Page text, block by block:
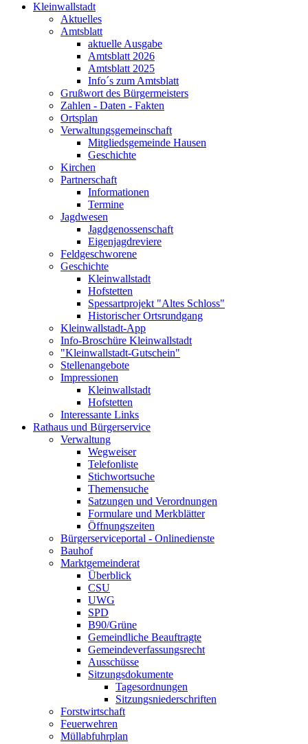
Kleinwallstadt
Aktuelles
Amtsblatt
aktuelle Ausgabe
Amtsblatt 2026
Amtsblatt 2025
Info´s zum Amtsblatt
Grußwort des Bürgermeisters
Zahlen - Daten - Fakten
Ortsplan
Verwaltungsgemeinschaft
Mitgliedsgemeinde Hausen
Geschichte
Kirchen
Partnerschaft
Informationen
Termine
Jagdwesen
Jagdgenossenschaft
Eigenjagdreviere
Feldgeschworene
Geschichte
Kleinwallstadt
Hofstetten
Spessartprojekt "Altes Schloss"
Historischer Ortsrundgang
Kleinwallstadt-App
Info-Broschüre Kleinwallstadt
"Kleinwallstadt-Gutschein"
Stellenangebote
Impressionen
Kleinwallstadt
Hofstetten
Interessante Links
Rathaus und Bürgerservice
Verwaltung
Wegweiser
Telefonliste
Stichwortsuche
Themensuche
Satzungen und Verordnungen
Formulare und Merkblätter
Öffnungszeiten
Bürgerserviceportal - Onlinedienste
Bauhof
Marktgemeinderat
Überblick
CSU
UWG
SPD
B90/Grüne
Gemeindliche Beauftragte
Gemeindeverfassungsrecht
Ausschüsse
Sitzungsdokumente
Tagesordnungen
Sitzungsniederschriften
Forstwirtschaft
Feuerwehren
Müllabfuhrplan